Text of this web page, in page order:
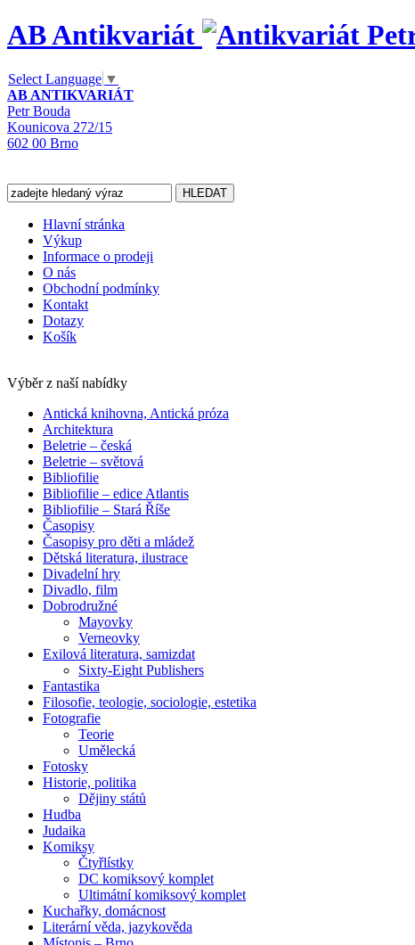
AB Antikvariát
Select Language ▼
AB ANTIKVARIÁT
Petr Bouda
Kounicova 272/15
602 00 Brno
Hlavní stránka
Výkup
Informace o prodeji
O nás
Obchodní podmínky
Kontakt
Dotazy
Košík
Výběr z naší nabídky
Antická knihovna, Antická próza
Architektura
Beletrie – česká
Beletrie – světová
Bibliofilie
Bibliofilie – edice Atlantis
Bibliofilie – Stará Říše
Časopisy
Časopisy pro děti a mládež
Dětská literatura, ilustrace
Divadelní hry
Divadlo, film
Dobrodružné
Mayovky
Verneovky
Exilová literatura, samizdat
Sixty-Eight Publishers
Fantastika
Filosofie, teologie, sociologie, estetika
Fotografie
Teorie
Umělecká
Fotosky
Historie, politika
Dějiny států
Hudba
Judaika
Komiksy
Čtyřlístky
DC komiksový komplet
Ultimátní komiksový komplet
Kuchařky, domácnost
Literární věda, jazykověda